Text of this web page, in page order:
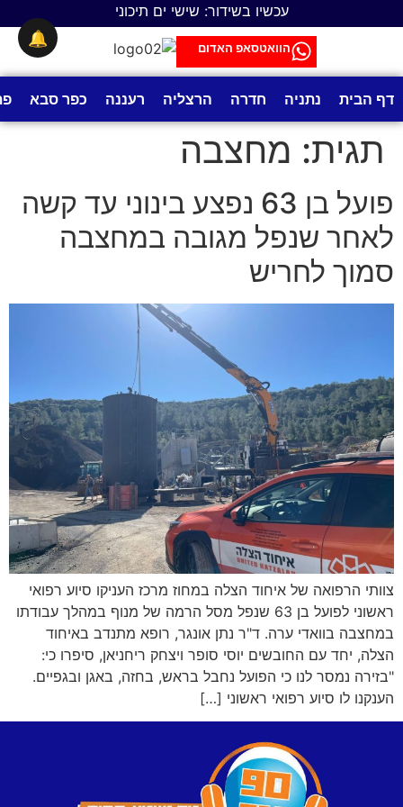
עכשיו בשידור: שישי ים תיכוני
הוואטסאפ האדום
דף הבית נתניה חדרה הרצליה רעננה כפר סבא
תגית: מחצבה
פועל בן 63 נפצע בינוני עד קשה
לאחר שנפל מגובה במחצבה
סמוך לחריש
צוותי הרפואה של איחוד הצלה במחוז מרכז העניקו סיוע רפואי
ראשוני לפועל בן 63 שנפל מסל הרמה של מנוף במהלך עבודתו
במחצבה בוואדי ערה. ד"ר נתן אונגר, רופא מתנדב באיחוד
הצלה, יחד עם החובשים יוסי סופר ויצחק ריחניאן, סיפרו כי:
"בזירה נמסר לנו כי הפועל נחבל בראש, בחזה, באגן ובגפיים.
הענקנו לו סיוע רפואי ראשוני […]
🔔